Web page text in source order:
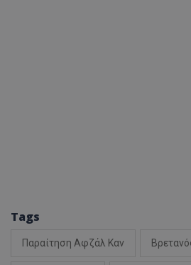
Tags
Παραίτηση Αφζάλ Καν